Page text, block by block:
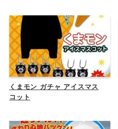
くまモン ガチャ アイスマス
コット